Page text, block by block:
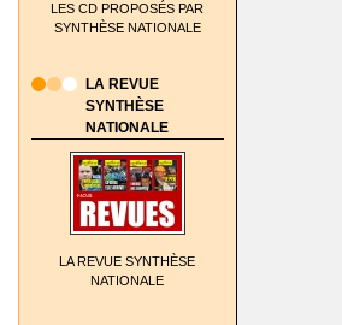
LES CD PROPOSÉS PAR
SYNTHÈSE NATIONALE
LA REVUE
SYNTHÈSE
NATIONALE
LA REVUE SYNTHÈSE
NATIONALE